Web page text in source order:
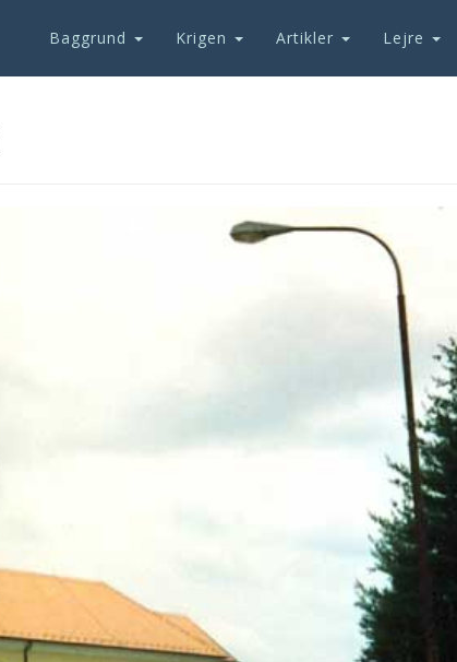
Baggrund Krigen Artikler Lejre